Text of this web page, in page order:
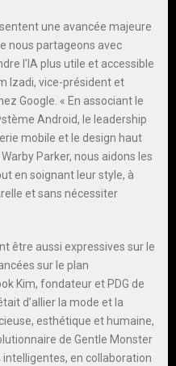
une avancée majeure
nous partageons avec
l’IA plus utile et accessible
Izadi, vice-président et
Google. « En associant le
Android, le leadership
mobile et le design haut
Parker, nous aidons les
en soignant leur style, à
et sans nécessiter
être aussi expressives sur le
sur le plan
Kim, fondateur et PDG de
d’allier la mode et la
esthétique et humaine,
de Gentle Monster
en collaboration